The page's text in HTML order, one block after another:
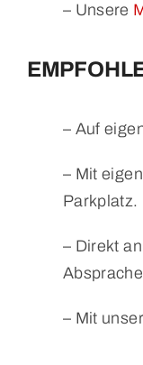
– Unsere
– Auf
– Mit
Parkplatz.
– Direkt
– Mit